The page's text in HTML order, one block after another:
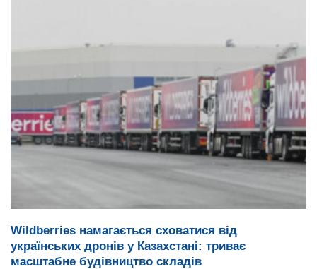
Wildberries намагається сховатися від
українських дронів у Казахстані: триває
масштабне будівництво складів